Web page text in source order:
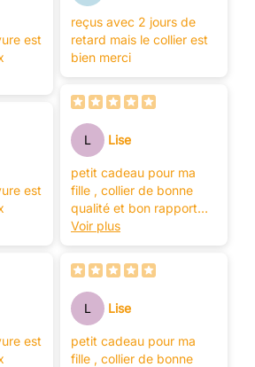
reçus avec 2 jours de
retard mais le collier est
bien merci
L Lise
petit cadeau pour ma
fille , collier de bonne
qualité et bon rapport
qualité prix.
Je suis ravie.
Voir plus
L Lise
petit cadeau pour ma
fille , collier de bonne